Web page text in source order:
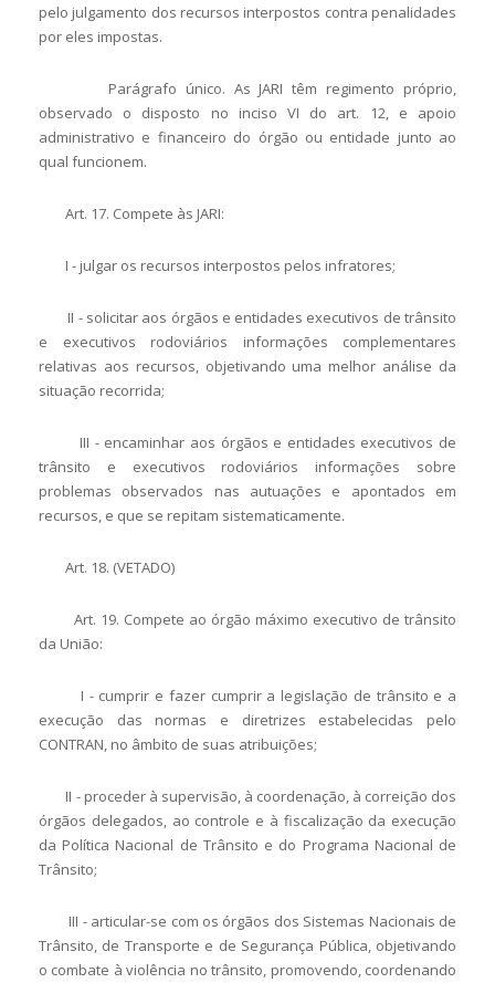
pelo julgamento dos recursos interpostos contra penalidades
por eles impostas.
Parágrafo único. As JARI têm regimento próprio,
observado o disposto no inciso VI do art. 12, e apoio
administrativo e financeiro do órgão ou entidade junto ao
qual funcionem.
Art. 17. Compete às JARI:
I - julgar os recursos interpostos pelos infratores;
II - solicitar aos órgãos e entidades executivos de trânsito
e executivos rodoviários informações complementares
relativas aos recursos, objetivando uma melhor análise da
situação recorrida;
III - encaminhar aos órgãos e entidades executivos de
trânsito e executivos rodoviários informações sobre
problemas observados nas autuações e apontados em
recursos, e que se repitam sistematicamente.
Art. 18. (VETADO)
Art. 19. Compete ao órgão máximo executivo de trânsito
da União:
I - cumprir e fazer cumprir a legislação de trânsito e a
execução das normas e diretrizes estabelecidas pelo
CONTRAN, no âmbito de suas atribuições;
II - proceder à supervisão, à coordenação, à correição dos
órgãos delegados, ao controle e à fiscalização da execução
da Política Nacional de Trânsito e do Programa Nacional de
Trânsito;
III - articular-se com os órgãos dos Sistemas Nacionais de
Trânsito, de Transporte e de Segurança Pública, objetivando
o combate à violência no trânsito, promovendo, coordenando